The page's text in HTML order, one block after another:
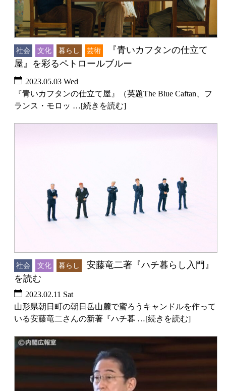
社会 文化 暮らし 芸術
『青いカフタンの仕立て
屋』を彩るペトロールブルー
2023.05.03 Wed
『青いカフタンの仕立て屋』（英題The Blue Caftan、フ
ランス・モロッ …[続きを読む]
社会 文化 暮らし
安藤竜二著『ハチ暮らし入門』
を読む
2023.02.11 Sat
山形県朝日町の朝日岳山麓で蜜ろうキャンドルを作って
いる安藤竜二さんの新著『ハチ暮 …[続きを読む]